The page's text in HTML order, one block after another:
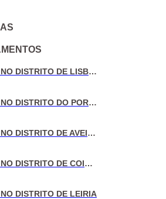
VENDA DE MORADIAS NO DISTRITO DE LISBOA
VENDA DE MORADIAS NO DISTRITO DO PORTO
VENDA DE MORADIAS NO DISTRITO DE AVEIRO
VENDA DE MORADIAS NO DISTRITO DE COIMBRA
DISTRITO DE LEIRIA